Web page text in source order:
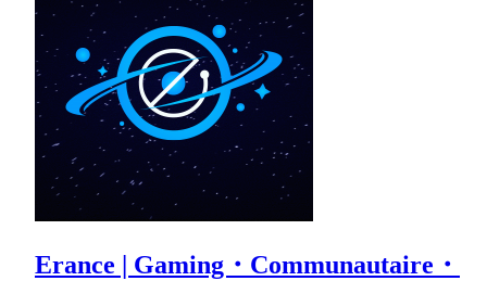
Erance | Gaming・Communautaire・